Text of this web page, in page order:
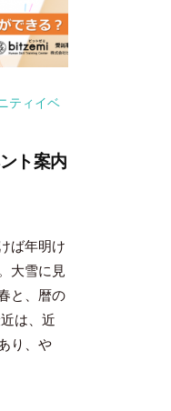
ティイベ
ト案内
ば年明け
大雪に見
と、暦の
は、近
り、や